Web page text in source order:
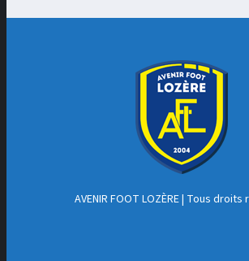
AVENIR FOOT LOZÈRE| Tous droits